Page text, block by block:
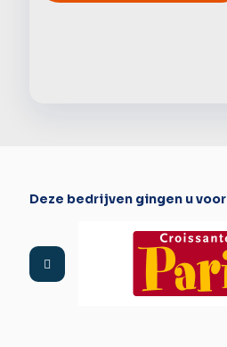
Deze bedrijven gingen u voor